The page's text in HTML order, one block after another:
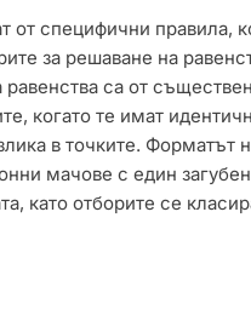
от специфични правила,
за решаване на
са от
когато те имат
в точките.
мачове с един
като отборите се